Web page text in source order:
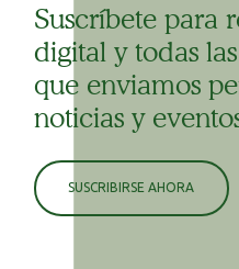
Suscríbete para
digital y todas
que enviamos
noticias y
SUSCRIBIRSE AHORA